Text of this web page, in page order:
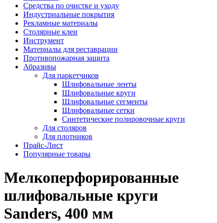
Средства по очистке и уходу
Индустриальные покрытия
Рекламные материалы
Столярные клеи
Инструмент
Материалы для реставрации
Противопожарная защита
Абразивы
Для паркетчиков
Шлифовальные ленты
Шлифовальные круги
Шлифовальные сегменты
Шлифовальные сетки
Синтетические полировочные круги
Для столяров
Для плотников
Прайс-Лист
Популярные товары
Мелкоперфорированные
шлифовальные круги
Sanders, 400 мм